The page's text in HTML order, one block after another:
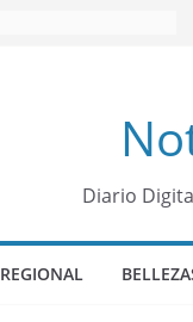
Diario
REGIONAL